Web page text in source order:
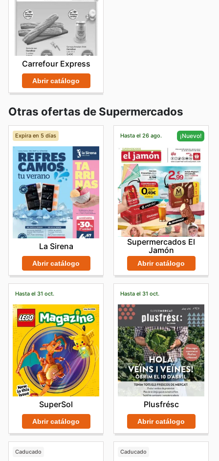
Carrefour Express
Abrir catálogo
Otras ofertas de Supermercados
Expira en 5 días
La Sirena
Abrir catálogo
Hasta el 26 ago. ¡Nuevo!
Supermercados El
Jamón
Abrir catálogo
Hasta el 31 oct.
SuperSol
Abrir catálogo
Hasta el 31 oct.
Plusfrésc
Abrir catálogo
Caducado Caducado